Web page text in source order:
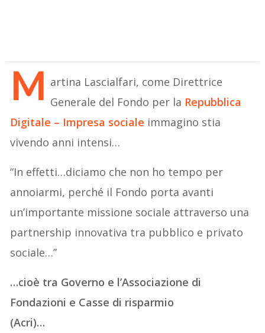
M artina Lascialfari, come Direttrice
Generale del Fondo per la Repubblica
Digitale – Impresa sociale immagino stia
vivendo anni intensi…
“In effetti…diciamo che non ho tempo per
annoiarmi, perché il Fondo porta avanti
un’importante missione sociale attraverso una
partnership innovativa tra pubblico e privato
sociale…”
…cioè tra Governo e l’Associazione di
Fondazioni e Casse di risparmio
(Acri)…